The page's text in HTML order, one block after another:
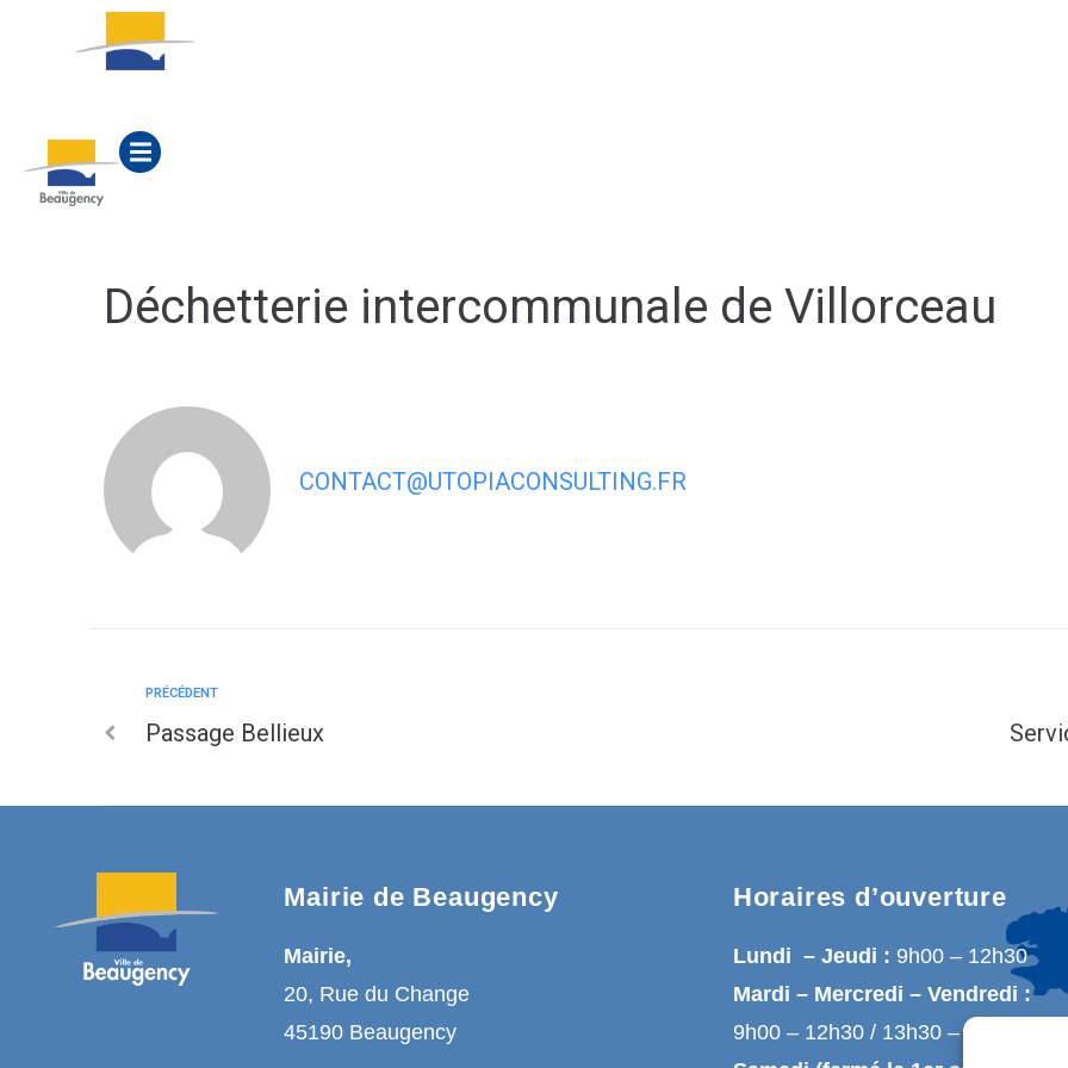
Déchetterie intercommunale de Villorceau
CONTACT@UTOPIACONSULTING.FR
PRÉCÉDENT
Passage Bellieux
Mairie de Beaugency
Mairie,
20, Rue du Change
45190 Beaugency
Horaires d’ouverture
Lundi – Jeudi : 9h00 – 12h30
Mardi – Mercredi – Vendredi :
9h00 – 12h30 / 13h30 – 17h00